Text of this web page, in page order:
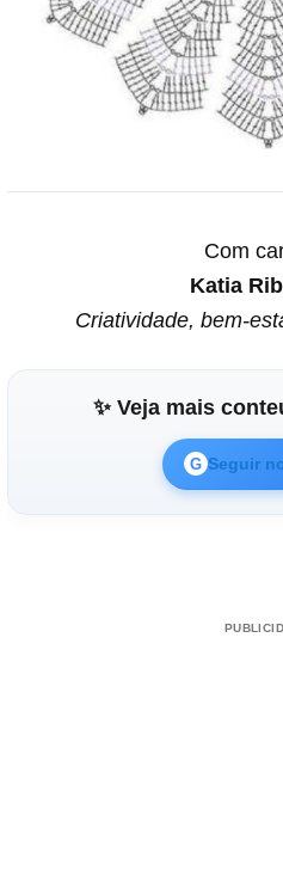
Com
Katia
Criatividade, bem-
✨ Veja mais
G Seguir